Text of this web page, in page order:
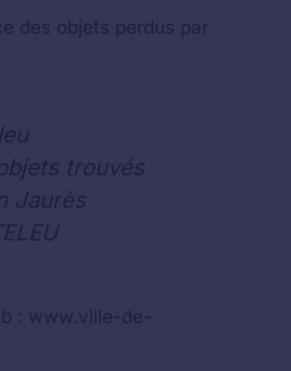
des objets perdus par
trouvés
Jaurès
: www.ville-de-